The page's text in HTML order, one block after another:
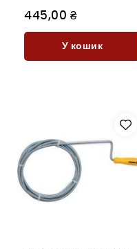
445,00 ₴
У кошик